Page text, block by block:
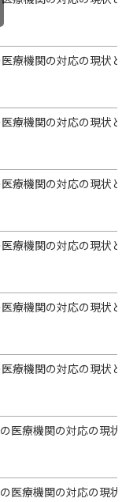
療機関の対応の現状
療機関の対応の現状
療機関の対応の現状
療機関の対応の現状
療機関の対応の現状
療機関の対応の現状
医療機関の対応の現
医療機関の対応の現